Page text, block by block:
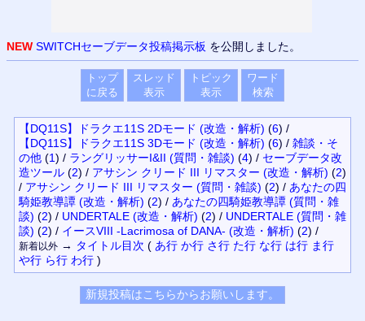
NEW SWITCHセーブデータ投稿掲示板 を公開しました。
トップ
に戻る
スレッド
表示
トピック
表示
ワード
検索
【DQ11S】ドラクエ11S 2Dモード (改造・解析) (6) /
【DQ11S】ドラクエ11S 3Dモード (改造・解析) (6) / 雑談・そ
の他 (1) / ラングリッサーI&II (質問・雑談) (4) / セーブデータ改
造ツール (2) / アサシン クリード III リマスター (改造・解析) (2)
/ アサシン クリード III リマスター (質問・雑談) (2) / あなたの四
騎姫教導譚 (改造・解析) (2) / あなたの四騎姫教導譚 (質問・雑
談) (2) / UNDERTALE (改造・解析) (2) / UNDERTALE (質問・雑
談) (2) / イースVIII -Lacrimosa of DANA- (改造・解析) (2) /
新着以外 → タイトル目次 ( あ行 か行 さ行 た行 な行 は行 ま行
や行 ら行 わ行 )